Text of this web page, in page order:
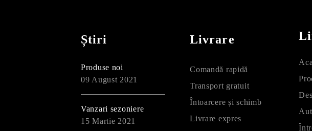
Știri
Produse noi
09 August 2021
Vanzari sezoniere
15 Martie 2021
Livrare
Comandă rapidă
Transport gratuit
Întoarcere și schimb
Livrare expres